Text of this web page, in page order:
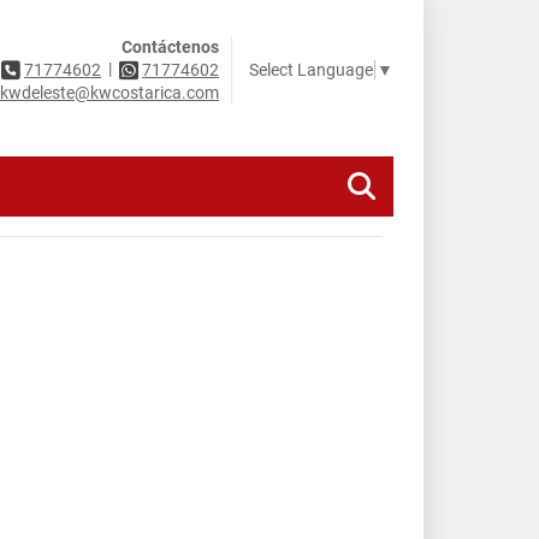
Contáctenos
71774602 |
71774602
kwdeleste@kwcostarica.com
Select Language ▼